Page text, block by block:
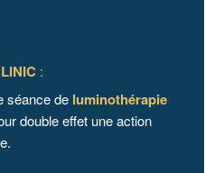
:
séance de luminothérapie
double effet une action